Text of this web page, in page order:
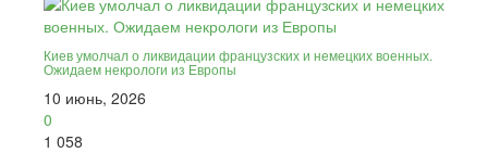
Киев умолчал о ликвидации французских и немецких военных.
Ожидаем некрологи из Европы
10 июнь, 2026
0
1 058